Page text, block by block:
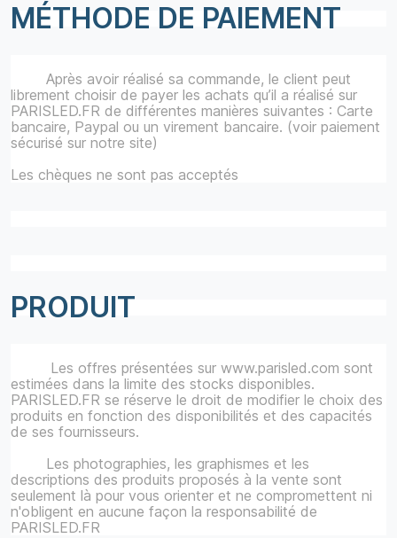
MÉTHODE DE PAIEMENT
Après avoir réalisé sa commande, le client peut
librement choisir de payer les achats qu’il a réalisé sur
PARISLED.FR de différentes manières suivantes : Carte
bancaire, Paypal ou un virement bancaire. (voir paiement
sécurisé sur notre site)
Les chèques ne sont pas acceptés
PRODUIT
Les offres présentées sur www.parisled.com sont
estimées dans la limite des stocks disponibles.
PARISLED.FR se réserve le droit de modifier le choix des
produits en fonction des disponibilités et des capacités
de ses fournisseurs.
Les photographies, les graphismes et les
descriptions des produits proposés à la vente sont
seulement là pour vous orienter et ne compromettent ni
n'obligent en aucune façon la responsabilité de
PARISLED.FR